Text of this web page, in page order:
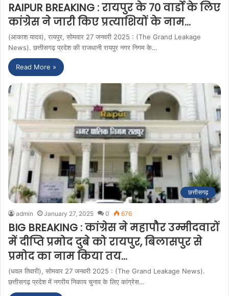
RAIPUR BREAKING : रायपुर के 70 वार्डो के लिए
कांग्रेस ने जारी किए प्रत्याशियों के नाम…
(आकाश यादव), रायपुर, सोमवार 27 जनवरी 2025 : (The Grand Leakage
News). छत्तीसगढ़ प्रदेश की राजधानी रायपुर नगर निगम के…
Read More »
छत्तीसगढ़
admin January 27, 2025 0 676
BIG BREAKING : कांग्रेस ने महापौर उम्मीदवारों
में दीप्ति प्रमोद दुबे को रायपुर, बिलासपुर से
प्रमोद का नाम किया तय…
(धवल तिवारी), सोमवार 27 जनवरी 2025 : (The Grand Leakage News).
छत्तीसगढ़ प्रदेश में नगरीय निकाय चुनाव के लिए कांग्रेस…